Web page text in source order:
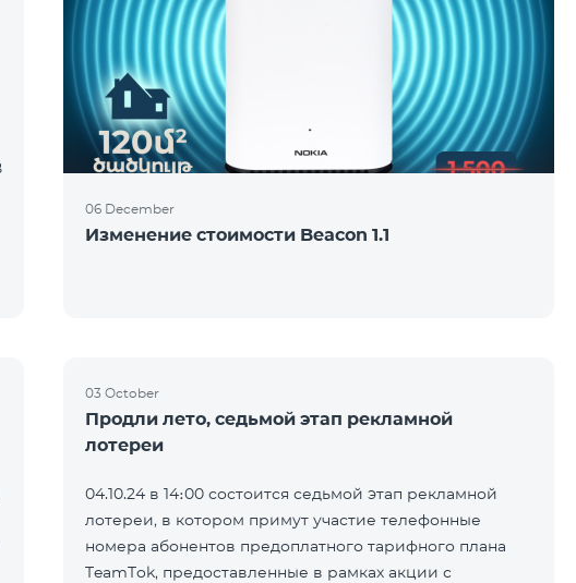
06 December
Изменение стоимости Beacon 1.1
03 October
Продли лето, седьмой этап рекламной
лотереи
04.10.24 в 14։00 состоится седьмой этап рекламной
лотереи, в котором примут участие телефонные
номера абонентов предоплатного тарифного плана
TeamTok, предоставленные в рамках акции с